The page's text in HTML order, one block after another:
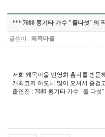
*** 7080 통기타 가수 "둘다섯"의
글쓴이 : 왜목마을
저희 왜목마을 번영회 홈피를 방문
개최코저 하오니 많이 오셔서 즐겁
출연진 : 7080 통기타 가수 "둘 다